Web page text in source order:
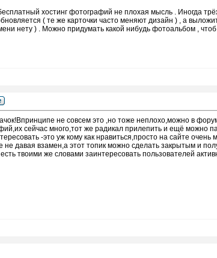
хостинг фотографий не плохая мысль . Иногда
( те же карточки часто меняют дизайн ) , а
нету ) . Можно придумать какой нибудь фотоальбом ,
не совсем это ,но тоже неплохо,можно в
сейчас много,тот же радикал прилепить и ещё можно
-это уж кому как нравиться,просто на сайте
не давая взамен,а этот топик можно сделать закрытым и
твоими же словами заинтересовать пользователей